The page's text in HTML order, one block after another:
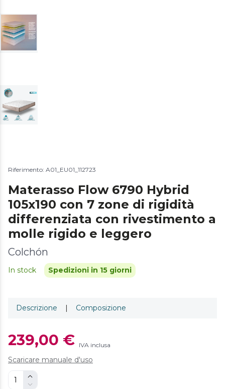
Riferimento: A01_EU01_112723
Materasso Flow 6790 Hybrid
105x190 con 7 zone di rigidità
differenziata con rivestimento a
molle rigido e leggero
Colchón
In stock Spedizioni in 15 giorni
Descrizione | Composizione
239,00 € IVA inclusa
Scaricare manuale d'uso